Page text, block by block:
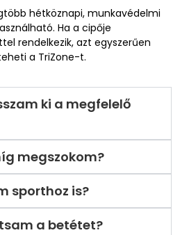
hétköznapi, munkavédelmi
Ha a cipője
rendelkezik, azt egyszerűen
a TriZone-t.
ki a megfelelő
megszokom?
sporthoz is?
a betétet?